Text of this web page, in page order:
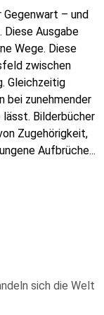
Gegenwart – und
Ausgabe
Wege. Diese
zwischen
Gleichzeitig
bei zunehmender
Bilderbücher
Zugehörigkeit,
Aufbrüche...
sich die Welt